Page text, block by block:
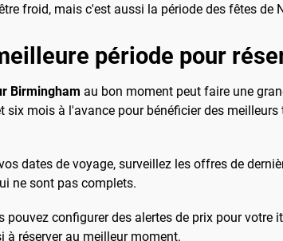
froid, mais c'est aussi la période des fêtes
période pour
Birmingham au bon moment peut faire une
six mois à l'avance pour bénéficier des
dates de voyage, surveillez les offres de
ne sont pas complets.
pouvez configurer des alertes de prix pour
à réserver au meilleur moment.